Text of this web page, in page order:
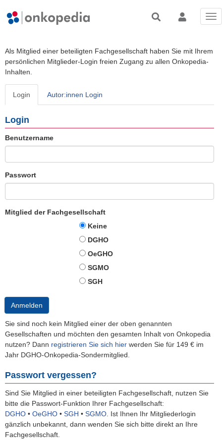
Als Mitglied einer beteiligten Fachgesellschaft haben Sie mit Ihrem
persönlichen Mitglieder-Login freien Zugang zu allen Onkopedia-
Inhalten.
Login Autor:innen Login
Login
Benutzername
Passwort
Mitglied der Fachgesellschaft
Keine
DGHO
OeGHO
SGMO
SGH
Anmelden
Sie sind noch kein Mitglied einer der oben genannten
Gesellschaften und möchten den gesamten Inhalt von Onkopedia
nutzen? Dann registrieren Sie sich hier werden Sie für 149 € im
Jahr DGHO-Onkopedia-Sondermitglied.
Passwort vergessen?
Sind Sie Mitglied in einer beteiligten Fachgesellschaft, nutzen Sie
bitte die Passwort-Funktion Ihrer Fachgesellschaft:
DGHO • OeGHO • SGH • SGMO Ist Ihnen Ihr Mitgliederlogin
gänzlich unbekannt, dann wenden Sie sich bitte direkt an Ihre
Fachgesellschaft.